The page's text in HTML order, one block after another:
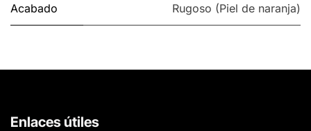
Acabado Rugoso (Piel de naranja)
Enlaces útiles